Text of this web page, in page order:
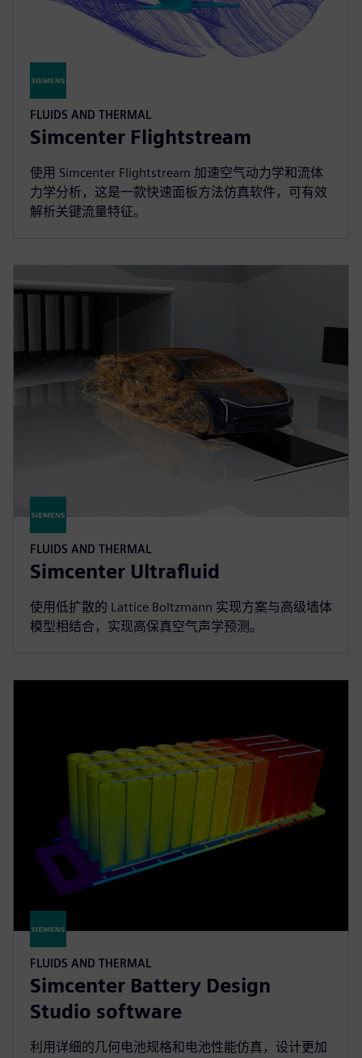
FLUIDS AND THERMAL
Simcenter Flightstream
使用 Simcenter Flightstream 加速空气动力学和流体
力学分析，这是一款快速面板方法仿真软件，可有效
解析关键流量特征。
FLUIDS AND THERMAL
Simcenter Ultrafluid
使用低扩散的 Lattice Boltzmann 实现方案与高级墙体
模型相结合，实现高保真空气声学预测。
FLUIDS AND THERMAL
Simcenter Battery Design
Studio software
利用详细的几何电池规格和电池性能仿真，设计更加